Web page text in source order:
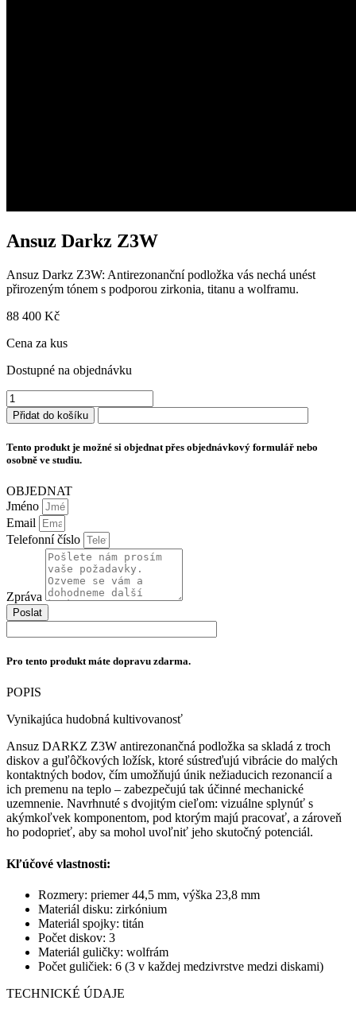
Ansuz Darkz Z3W
Ansuz Darkz Z3W: Antirezonanční podložka vás nechá unést
přirozeným tónem s podporou zirkonia, titanu a wolframu.
88 400 Kč
Cena za kus
Dostupné na objednávku
Ansuz
Darkz
Z3W
Přidat do košíku
Tento produkt je možné si objednat přes objednávkový formulář nebo
osobně ve studiu.
OBJEDNAT
Jméno
Email
Telefonní číslo
Zpráva
Poslat
Pro tento produkt máte dopravu zdarma.
POPIS
Vynikajúca hudobná kultivovanosť
Ansuz DARKZ Z3W antirezonančná podložka sa skladá z troch
diskov a guľôčkových ložísk, ktoré sústreďujú vibrácie do malých
kontaktných bodov, čím umožňujú únik nežiaducich rezonancií a
ich premenu na teplo – zabezpečujú tak účinné mechanické
uzemnenie. Navrhnuté s dvojitým cieľom: vizuálne splynúť s
akýmkoľvek komponentom, pod ktorým majú pracovať, a zároveň
ho podoprieť, aby sa mohol uvoľniť jeho skutočný potenciál.
Kľúčové vlastnosti:
Rozmery: priemer 44,5 mm, výška 23,8 mm
Materiál disku: zirkónium
Materiál spojky: titán
Počet diskov: 3
Materiál guličky: wolfrám
Počet guličiek: 6 (3 v každej medzivrstve medzi diskami)
TECHNICKÉ ÚDAJE